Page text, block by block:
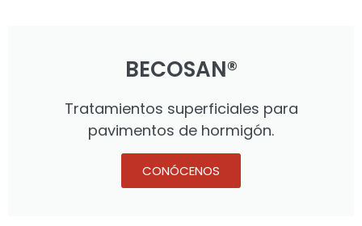
BECOSAN®
Tratamientos superficiales para
pavimentos de hormigón.
CONÓCENOS